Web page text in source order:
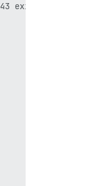
exit 1>